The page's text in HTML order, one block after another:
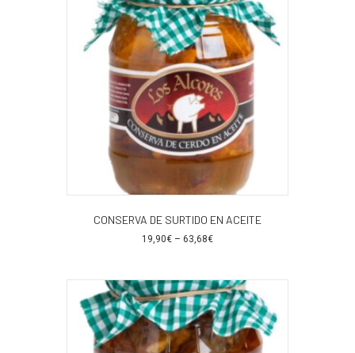
CONSERVA DE SURTIDO EN ACEITE
19,90€ – 63,68€